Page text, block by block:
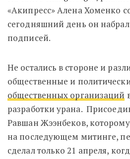
«Акипресс» Алена Хоменко
сегодняшний день он набрал
подписей.
Не остались в стороне и
общественные и
общественных организаций
разработки урана.
Равшан Жээнбеков,
на последующем митинге,
сделал только 21 апреля,